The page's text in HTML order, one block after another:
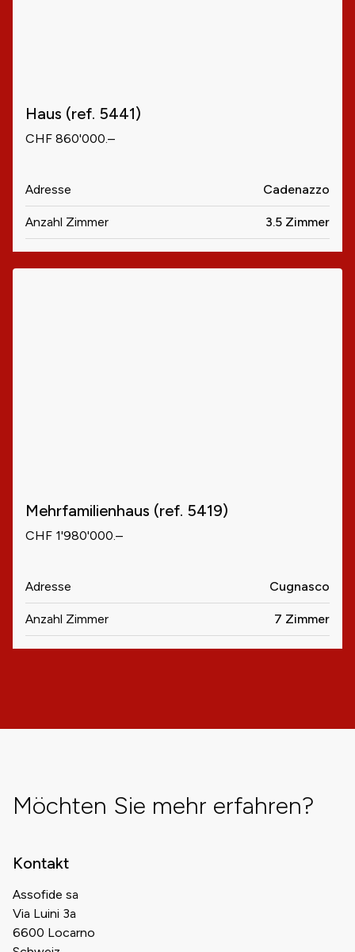
Haus (ref. 5441)
CHF 860'000.–
Adresse Cadenazzo
Anzahl Zimmer 3.5 Zimmer
Mehrfamilienhaus (ref. 5419)
CHF 1'980'000.–
Adresse Cugnasco
Anzahl Zimmer 7 Zimmer
Möchten Sie mehr erfahren?
Kontakt
Assofide sa
Via Luini 3a
6600 Locarno